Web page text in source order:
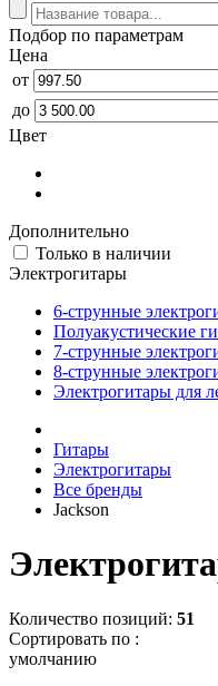
Подбор по параметрам
Цена
от
до
Цвет
Дополнительно
Только в наличии
Электрогитары
6-струнные
Полуакустические
7-струнные
8-струнные
Электрогитары для
Гитары
Электрогитары
Все бренды
Jackson
Количество позиций: 51
Сортировать по :
умолчанию